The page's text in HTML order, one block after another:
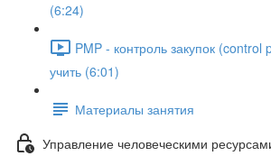
(6:24)
PMP - контроль закупок (control
учить (6:01)
Материалы занятия
Управление человеческими